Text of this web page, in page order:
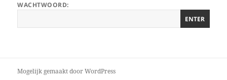
WACHTWOORD:
Mogelijk gemaakt door WordPress